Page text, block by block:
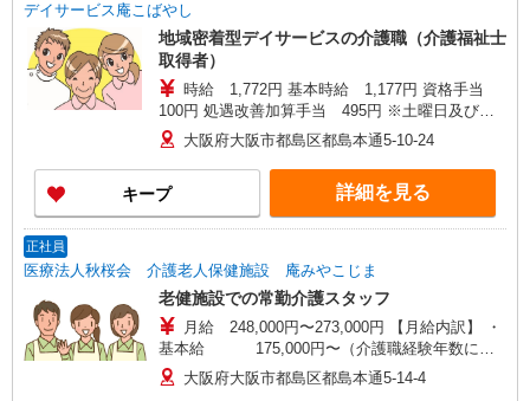
デイサービス庵こばやし
地域密着型デイサービスの介護職（介護福祉士
取得者）
時給 1,772円 基本時給 1,177円 資格手当
100円 処遇改善加算手当 495円 ※土曜日及び祝
日の出勤が不可の方：処遇改善加算手当395円
大阪府大阪市都島区都島本通5-10-24
キープ 詳細を見る
正社員
医療法人秋桜会 介護老人保健施設 庵みやこじま
老健施設での常勤介護スタッフ
月給 248,000円〜273,000円 【月給内訳】 ・
基本給 175,000円〜（介護職経験年数に応
じた加給あり） ・資格手当 10,000円（実務
者・初任者研修修了者は5,000円） ・調整手
大阪府大阪市都島区都島本通5-14-4